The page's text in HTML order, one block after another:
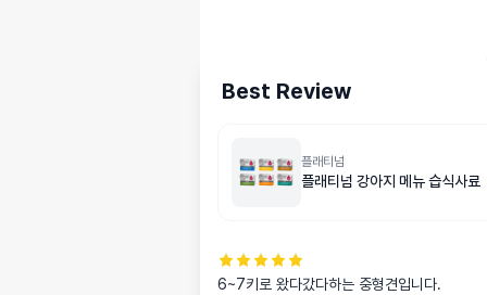
Best Review
플래티넘
플래티넘 강아지 메뉴 습식사료
6~7키로 왔다갔다하는 중형견입니다.